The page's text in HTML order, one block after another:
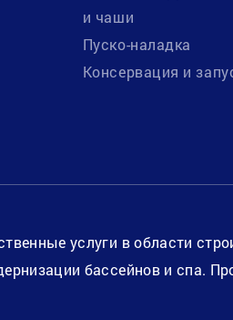
и чаши
Пуско-наладка
Консервация и
услуги в области
бассейнов и спа.